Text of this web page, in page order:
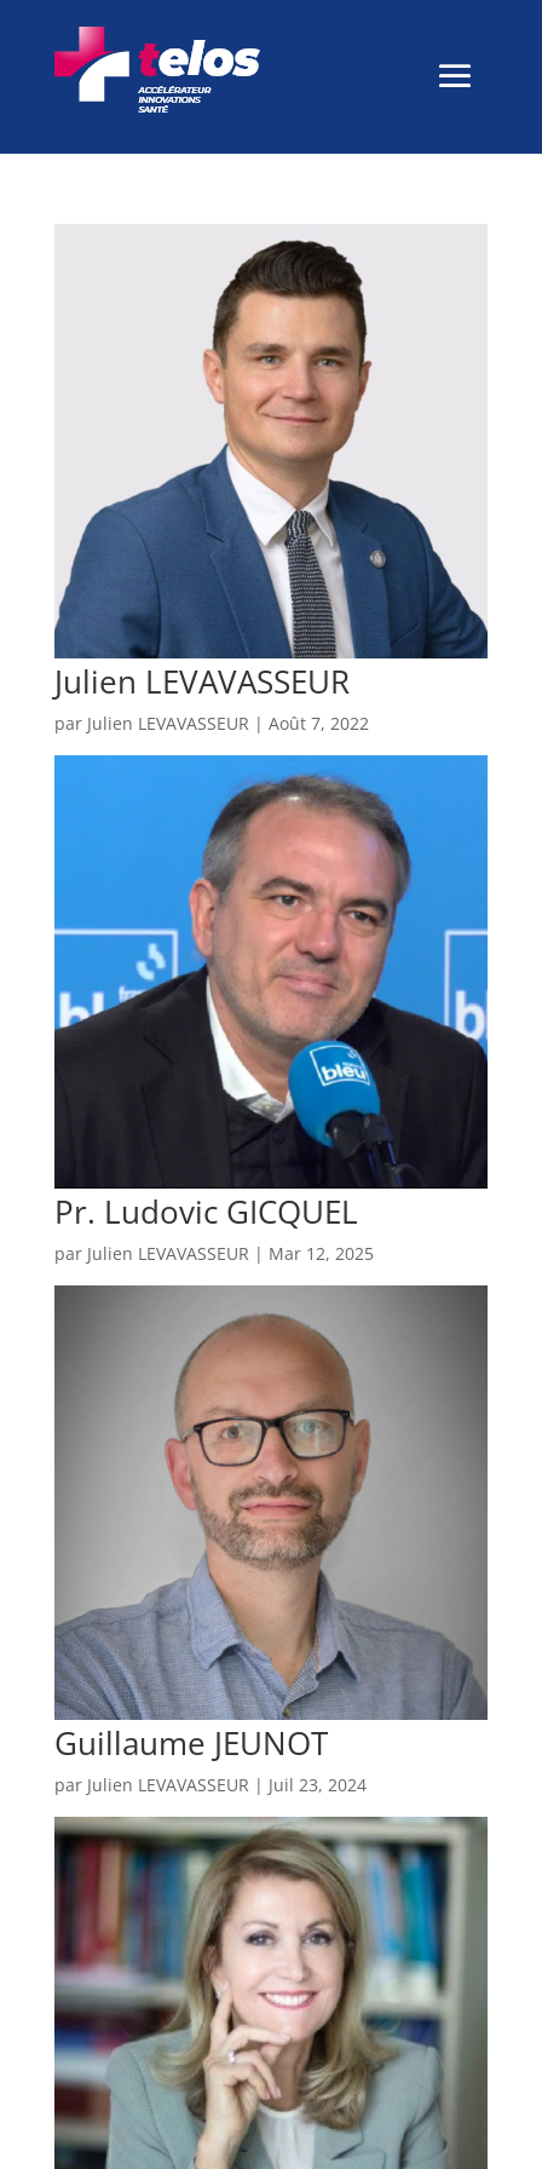
Julien LEVAVASSEUR
par Julien LEVAVASSEUR | Août 7, 2022
Pr. Ludovic GICQUEL
par Julien LEVAVASSEUR | Mar 12, 2025
Guillaume JEUNOT
par Julien LEVAVASSEUR | Juil 23, 2024